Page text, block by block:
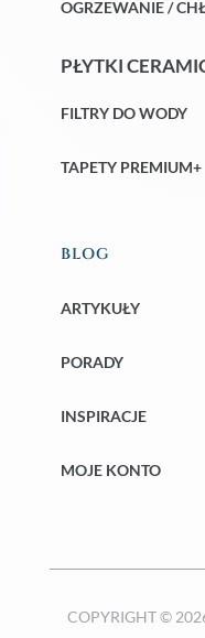
OGRZEWANIE /
PŁYTKI
FILTRY DO WODY
TAPETY PREMIUM+
BLOG
ARTYKUŁY
PORADY
INSPIRACJE
MOJE KONTO
COPYRIGHT ©